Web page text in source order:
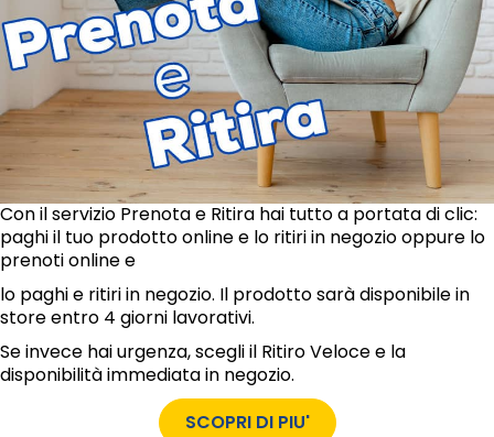
Con il servizio Prenota e Ritira hai tutto a portata di clic:
paghi il tuo prodotto online e lo ritiri in negozio oppure lo
prenoti online e
lo paghi e ritiri in negozio. Il prodotto sarà disponibile in
store entro 4 giorni lavorativi.
Se invece hai urgenza, scegli il Ritiro Veloce e la
disponibilità immediata in negozio.
SCOPRI DI PIU'